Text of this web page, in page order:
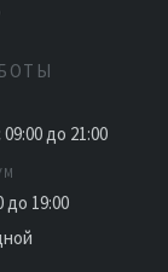
до 21:00
до 19:00